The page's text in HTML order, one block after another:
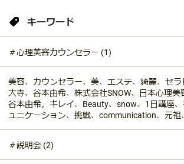
キーワード
＃心理美容カウンセラー (1)
美容、カウンセラー、美、エステ、綺麗、セ
大寺、谷本由希、株式会社SNOW、日本心理美
谷本由希，キレイ、Beauty、snow、1日講座
ュニケーション、挑戦、communication、元祖
＃説明会 (2)